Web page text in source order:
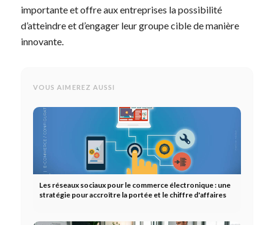
importante et offre aux entreprises la possibilité
d’atteindre et d’engager leur groupe cible de manière
innovante.
VOUS AIMEREZ AUSSI
Les réseaux sociaux pour le commerce électronique : une
stratégie pour accroître la portée et le chiffre d'affaires